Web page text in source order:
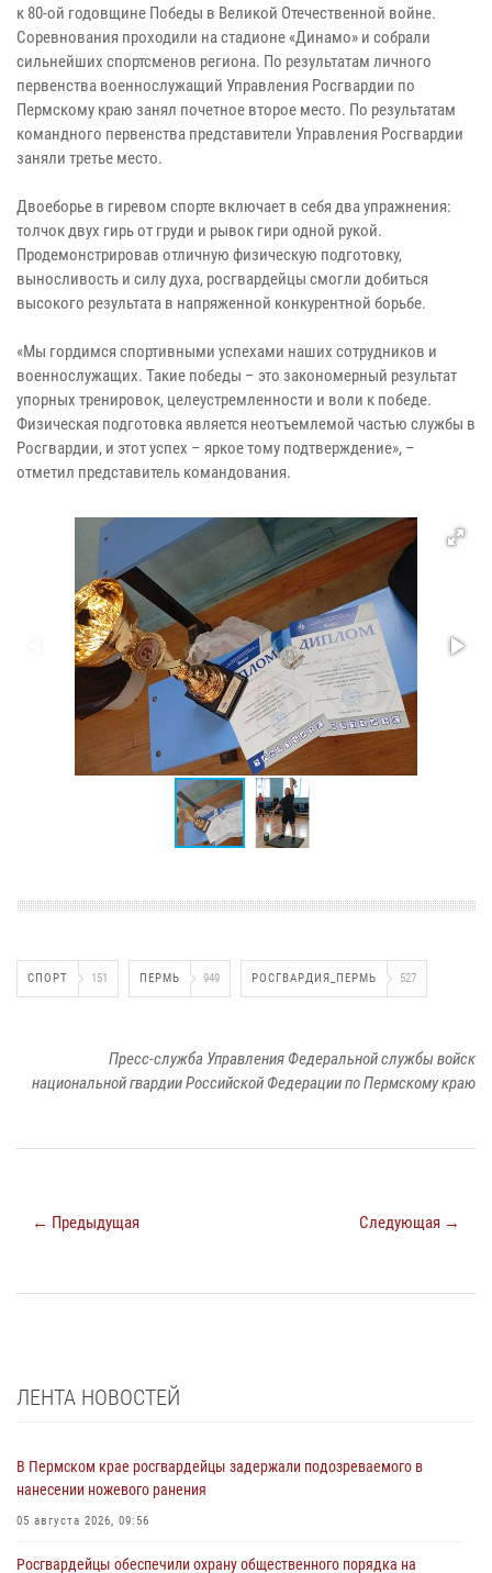
к 80-ой годовщине Победы в Великой Отечественной войне.
Соревнования проходили на стадионе «Динамо» и собрали
сильнейших спортсменов региона. По результатам личного
первенства военнослужащий Управления Росгвардии по
Пермскому краю занял почетное второе место. По результатам
командного первенства представители Управления Росгвардии
заняли третье место.
Двоеборье в гиревом спорте включает в себя два упражнения:
толчок двух гирь от груди и рывок гири одной рукой.
Продемонстрировав отличную физическую подготовку,
выносливость и силу духа, росгвардейцы смогли добиться
высокого результата в напряженной конкурентной борьбе.
«Мы гордимся спортивными успехами наших сотрудников и
военнослужащих. Такие победы – это закономерный результат
упорных тренировок, целеустремленности и воли к победе.
Физическая подготовка является неотъемлемой частью службы в
Росгвардии, и этот успех – яркое тому подтверждение», –
отметил представитель командования.
СПОРТ 151 ПЕРМЬ 949 РОСГВАРДИЯ_ПЕРМЬ 527
Пресс-служба Управления Федеральной службы войск
национальной гвардии Российской Федерации по Пермскому краю
← Предыдущая Следующая →
ЛЕНТА НОВОСТЕЙ
В Пермском крае росгвардейцы задержали подозреваемого в
нанесении ножевого ранения
05 августа 2026, 09:56
Росгвардейцы обеспечили охрану общественного порядка на